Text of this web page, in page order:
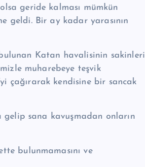
geride kalması mümkün
geldi. Bir ay kadar yarasının
Katan havalisinin sakinleri
muharebeye teşvik
çağırarak kendisine bir sancak
sana kavuşmadan onların
bulunmamasını ve